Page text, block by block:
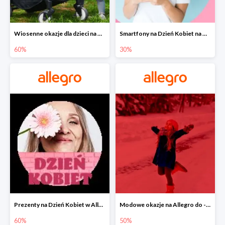
Wiosenne okazje dla dzieci na Allegro do -60%
60%
Smartfony na Dzień Kobiet na Allegro do -30%
30%
Prezenty na Dzień Kobiet w Allegro do -60%
60%
Modowe okazje na Allegro do -50%
50%